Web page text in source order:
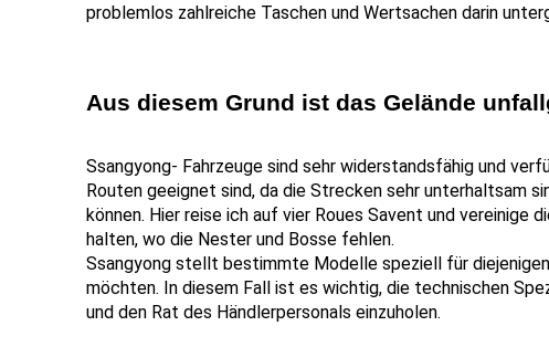
problemlos zahlreiche Taschen und Wertsachen darin
Aus diesem Grund ist das Gelände
Ssangyong- Fahrzeuge sind sehr widerstandsfähig und
Routen geeignet sind, da die Strecken sehr unterhaltsam
können. Hier reise ich auf vier Roues Savent und vereinige
halten, wo die Nester und Bosse fehlen.
Ssangyong stellt bestimmte Modelle speziell für
möchten. In diesem Fall ist es wichtig, die technischen
und den Rat des Händlerpersonals einzuholen.